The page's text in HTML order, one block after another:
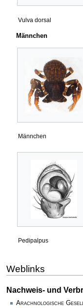
Vulva dorsal
Männchen
Männchen
Pedipalpus
Weblinks
Nachweis- und
Arachnologische